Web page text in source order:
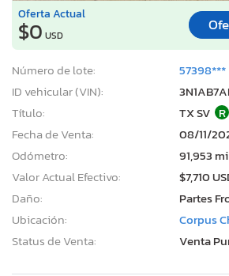
Oferta Actual
$0 USD
Número de lote:
57398***
ID vehicular (VIN):
Título:
TX SV R
Fecha de Venta:
08/11/
Odómetro:
91,953
Valor Actual Efectivo:
$7,710
Daño:
Partes
Ubicación:
Corpus
Status de Venta:
Venta